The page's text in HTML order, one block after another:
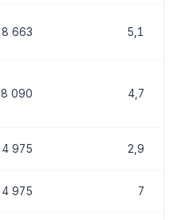
8 663 5,1
8 090 4,7
4 975 2,9
4 975 7